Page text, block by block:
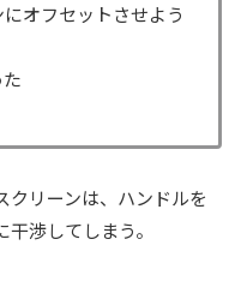
オフセットさせよう
リーンは、ハンドルを
渉してしまう。